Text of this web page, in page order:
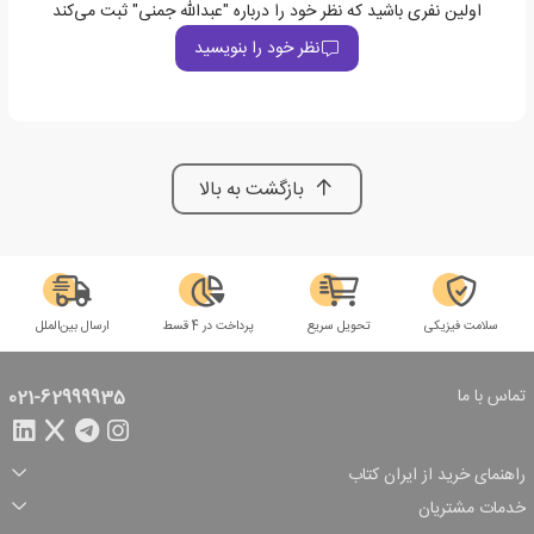
اولین نفری باشید که نظر خود را درباره "عبدالله جمنی" ثبت می‌کند
نظر خود را بنویسید
بازگشت به بالا
سلامت فیزیکی تحویل سریع پرداخت در 4 قسط ارسال بین‌الملل
تماس با ما 021-62999935
راهنمای خرید از ایران کتاب
ثبت سفارش
شرایط ارسال سفارش
شیوه پرداخت
تخفیف‌های خرید
خدمات مشتریان